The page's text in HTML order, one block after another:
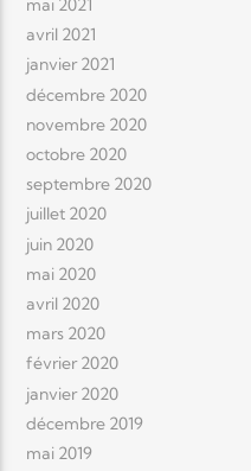
mai 2021
avril 2021
janvier 2021
décembre 2020
novembre 2020
octobre 2020
septembre 2020
juillet 2020
juin 2020
mai 2020
avril 2020
mars 2020
février 2020
janvier 2020
décembre 2019
mai 2019